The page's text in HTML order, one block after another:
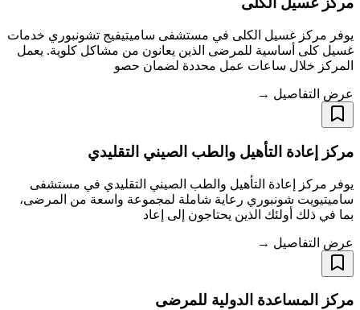
يوفر مركز غسيل الكلى في مستشفى ساميتيفيج تشونبوري خدمات
غسيل كلى أساسية للمرضى الذين يعانون من مشاكل كلوية. يعمل
المركز خلال ساعات عمل محددة لضمان حصو
عرض التفاصيل →
مركز إعادة التأهيل والطب الصيني التقليدي​​​​​​​
يوفر مركز إعادة التأهيل والطب الصيني التقليدي في مستشفى
ساميتيويت شونبوري رعاية شاملة لمجموعة واسعة من المرضى،
بما في ذلك أولئك الذين يحتاجون إلى إعاد
عرض التفاصيل →
مركز المساعدة الدولية للمرضى